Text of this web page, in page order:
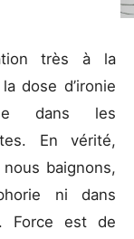
très à la
dose d’ironie
dans les
En vérité,
baignons,
ni dans
Force est de